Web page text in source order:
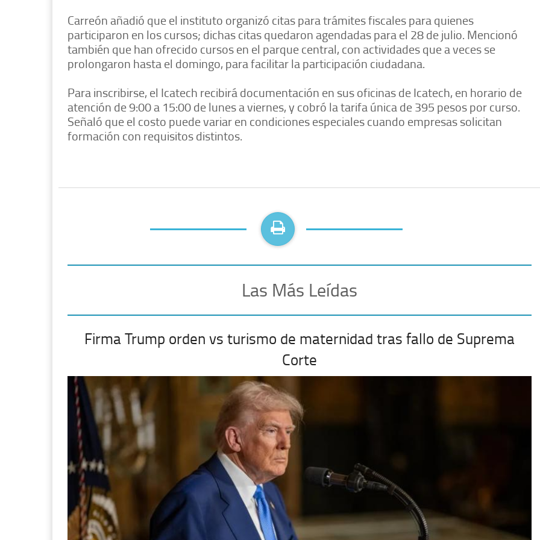
Carreón añadió que el instituto organizó citas para trámites fiscales para quienes
participaron en los cursos; dichas citas quedaron agendadas para el 28 de julio. Mencionó
también que han ofrecido cursos en el parque central, con actividades que a veces se
prolongaron hasta el domingo, para facilitar la participación ciudadana.
Para inscribirse, el Icatech recibirá documentación en sus oficinas de Icatech, en horario de
atención de 9:00 a 15:00 de lunes a viernes, y cobró la tarifa única de 395 pesos por curso.
Señaló que el costo puede variar en condiciones especiales cuando empresas solicitan
formación con requisitos distintos.
Las Más Leídas
Firma Trump orden vs turismo de maternidad tras fallo de Suprema
Corte